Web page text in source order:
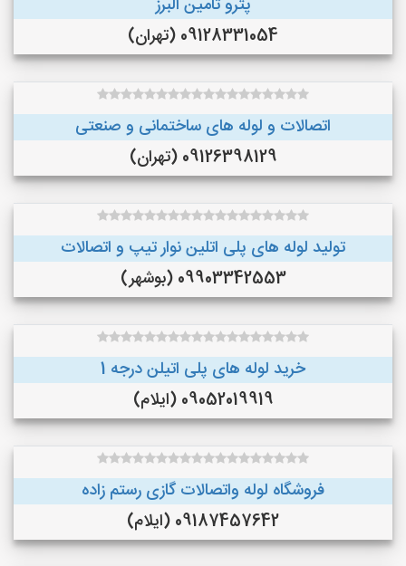
پترو تامین البرز
09128331054 (تهران)
اتصالات و لوله های ساختمانی و صنعتی
09126398129 (تهران)
تولید لوله های پلی اتلین نوار تیپ و اتصالات
09903342553 (بوشهر)
خرید لوله های پلی اتیلن درجه 1
09052019919 (ایلام)
فروشگاه لوله واتصالات گازی رستم زاده
09187457642 (ایلام)